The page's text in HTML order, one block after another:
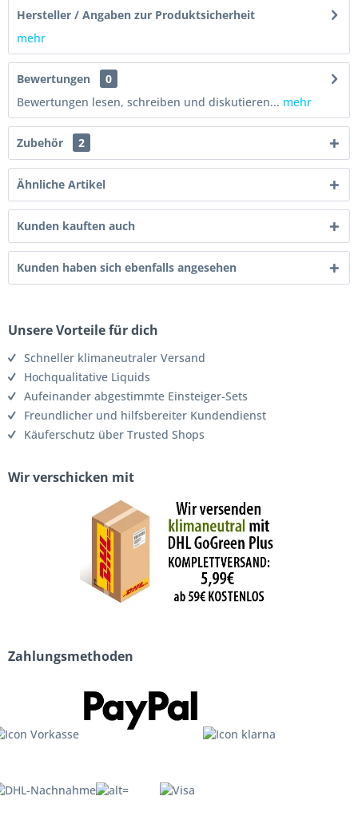
Hersteller / Angaben zur Produktsicherheit
mehr
Bewertungen
0
Bewertungen lesen, schreiben und diskutieren... mehr
Zubehör 2
Ähnliche Artikel
Kunden kauften auch
Kunden haben sich ebenfalls angesehen
Unsere Vorteile für dich
Schneller klimaneutraler Versand
Hochqualitative Liquids
Aufeinander abgestimmte Einsteiger-Sets
Freundlicher und hilfsbereiter Kundendienst
Käuferschutz über Trusted Shops
Wir verschicken mit
Zahlungsmethoden